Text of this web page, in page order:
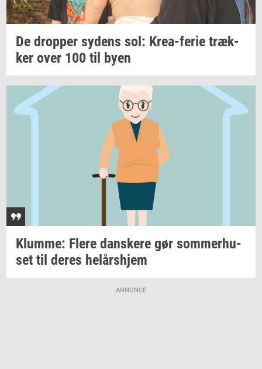
De drop­per sy­dens sol: Krea-​ferie træk­
ker over 100 til byen
Klum­me: Flere dan­ske­re gør som­mer­hu­
set til deres helårs­hjem
ANNONCE